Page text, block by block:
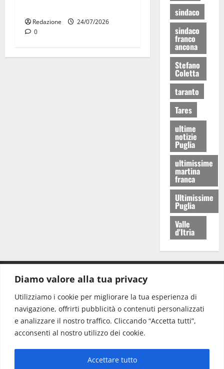
Diamo valore alla tua privacy
Utilizziamo i cookie per migliorare la tua esperienza di
navigazione, offrirti pubblicità o contenuti personalizzati
e analizzare il nostro traffico. Cliccando “Accetta tutti”,
acconsenti al nostro utilizzo dei cookie.
Accettare tutto
Redazione
24/07/2026
0
sindaco
sindaco
franco
ancona
Stefano
Coletta
taranto
Tares
ultime
notizie
Puglia
ultimissime
martina
franca
Ultimissime
Puglia
Valle
d'Itria
Redazione: redazione@www.martinasera.it
Direttore:direttore@www.martinasera.it
Info & Commerciale:info@www.martinasera.it